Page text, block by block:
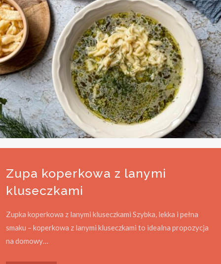
Zupa koperkowa z lanymi
kluseczkami
Zupka koperkowa z lanymi kluseczkami Szybka, lekka i pełna
smaku – koperkowa z lanymi kluseczkami to idealna propozycja
na domowy…